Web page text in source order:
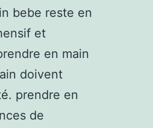
bebe reste en
et
en main
doivent
prendre en
de